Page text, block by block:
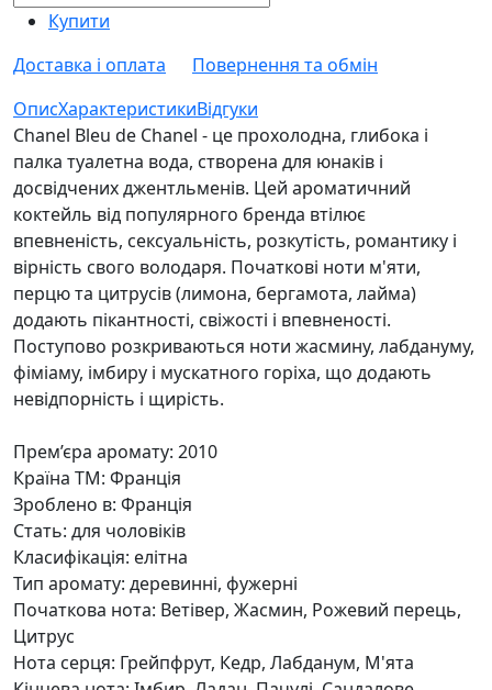
Купити
Доставка і оплата
Повернення та обмін
ОписХарактеристикиВідгуки
Chanel Bleu de Chanel - це прохолодна, глибока і
палка туалетна вода, створена для юнаків і
досвідчених джентльменів. Цей ароматичний
коктейль від популярного бренда втілює
впевненість, сексуальність, розкутість, романтику і
вірність свого володаря. Початкові ноти м'яти,
перцю та цитрусів (лимона, бергамота, лайма)
додають пікантності, свіжості і впевненості.
Поступово розкриваються ноти жасмину, лабдануму,
фіміаму, імбиру і мускатного горіха, що додають
невідпорність і щирість.
Прем’єра аромату: 2010
Країна ТМ: Франція
Зроблено в: Франція
Стать: для чоловіків
Класифікація: елітна
Тип аромату: деревинні, фужерні
Початкова нота: Ветівер, Жасмин, Рожевий перець,
Цитрус
Нота серця: Грейпфрут, Кедр, Лабданум, М'ята